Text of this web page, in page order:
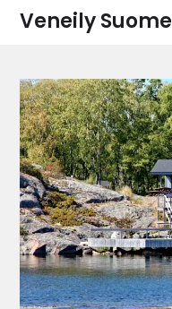
SkipVeneily